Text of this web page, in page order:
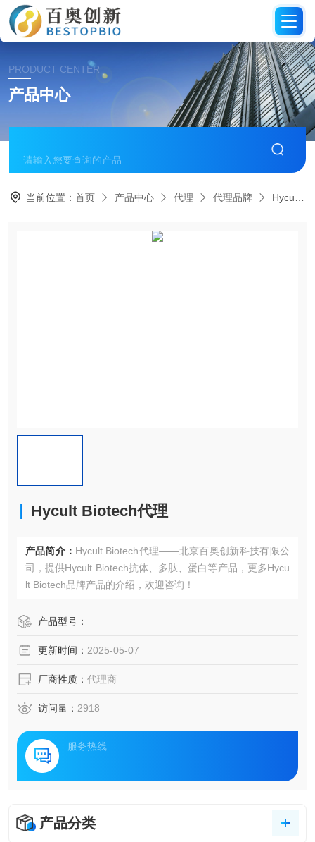
PRODUCT CENTER
产品中心
当前位置：首页 产品中心 代理 代理品牌 Hycult Biotech代理
Hycult Biotech代理
产品简介： Hycult Biotech代理——北京百奥创新科技有限公
司，提供Hycult Biotech抗体、多肽、蛋白等产品，更多Hycu
lt Biotech品牌产品的介绍，欢迎咨询！
产品型号：
更新时间： 2025-05-07
厂商性质： 代理商
访问量： 2918
服务热线
产品分类